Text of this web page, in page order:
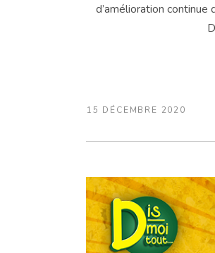
d’amélioration continue
15 DÉCEMBRE 2020